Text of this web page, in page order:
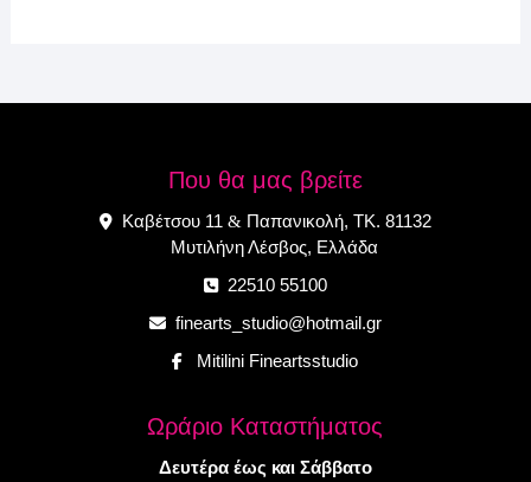
Που θα μας βρείτε
Καβέτσου 11 &Παπανικολή, ΤΚ. 81132
Μυτιλήνη Λέσβος, Ελλάδα
22510 55100
finearts_studio@hotmail.gr
Mitilini Fineartsstudio
Ωράριο Καταστήματος
Δευτέρα έως και Σάββατο